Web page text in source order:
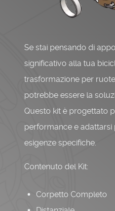
Se stai pensando di
significativo alla tua
trasformazione per
potrebbe essere la
Questo kit è progettato
performance e
esigenze specifiche.
Contenuto del Kit:
Corpetto Completo